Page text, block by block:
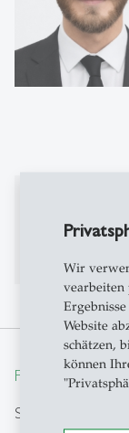
Wir
vearbeiten
Website
schätzen,
können
From insight to
Suche